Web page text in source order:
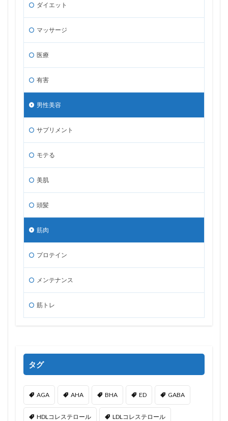
ダイエット
マッサージ
医療
有害
男性美容
サプリメント
モテる
美肌
頭髪
筋肉
プロテイン
メンテナンス
筋トレ
タグ
AGA AHA BHA ED GABA
HDLコレステロール LDLコレステロール